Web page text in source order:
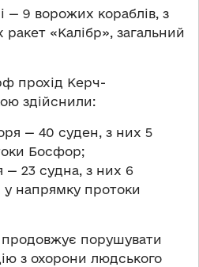
9 ворожих кораблів, з
ракет «Калібр», загальний
прохід Керч-
здійснили:
— 40 суден, з них 5
Босфор;
23 судна, з них 6
напрямку протоки
порушувати
з охорони людського